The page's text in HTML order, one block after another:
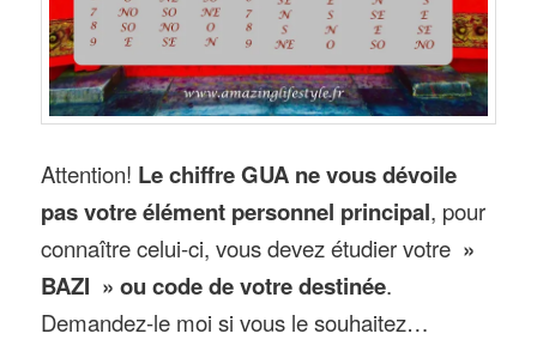
Attention! Le chiffre GUA ne vous dévoile
pas votre élément personnel principal, pour
connaître celui-ci, vous devez étudier votre »
BAZI » ou code de votre destinée.
Demandez-le moi si vous le souhaitez…